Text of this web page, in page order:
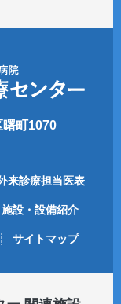
曙町1070
来診療担当医表
施設・設備紹介
サイトマップ